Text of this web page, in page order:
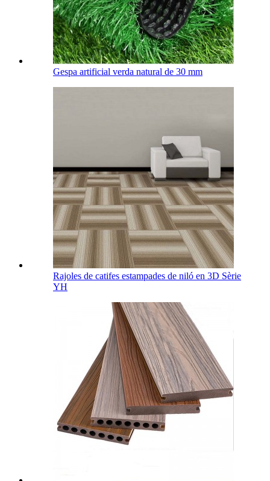
Gespa artificial verda natural de 30 mm
Rajoles de catifes estampades de niló en 3D Sèrie
YH